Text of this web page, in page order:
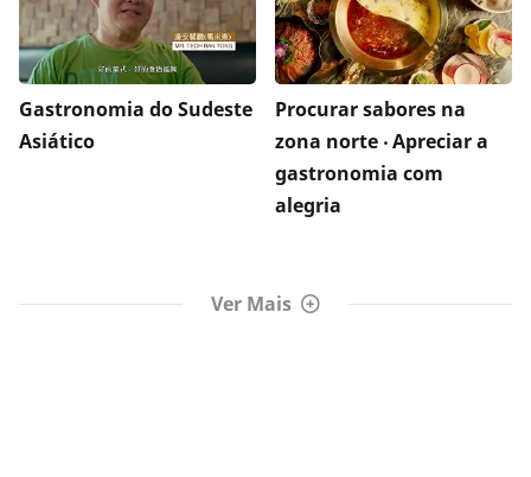
Gastronomia do Sudeste
Asiático
Procurar sabores na
zona norte ‧ Apreciar a
gastronomia com
alegria
Ver Mais